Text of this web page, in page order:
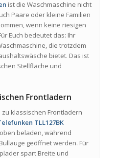
ist die Waschmaschine nicht
Paare oder kleine Familien
wenn keine riesigen
Euch bedeutet das: Ihr
die trotzdem
bietet. Das ist
Stellfläche und
Frontladern
klassischen Frontladern
TLL127BK
beladen, während
geöffnet werden. Für
spart Breite und